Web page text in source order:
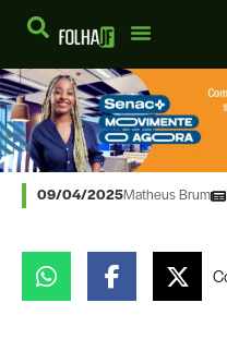
09/04/2025Matheus Brum